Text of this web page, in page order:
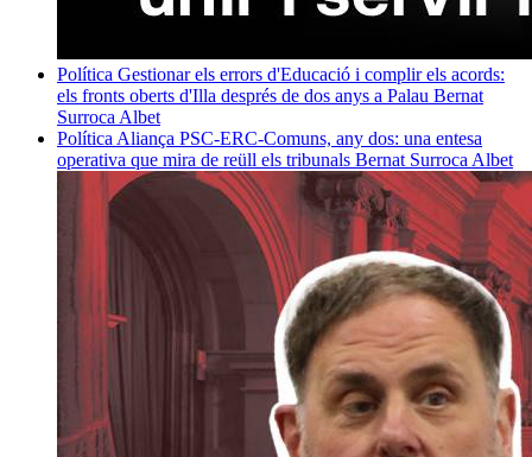
Política Gestionar els errors d'Educació i complir els acords:
els fronts oberts d'Illa després de dos anys a Palau Bernat
Surroca Albet
Política Aliança PSC-ERC-Comuns, any dos: una entesa
operativa que mira de reüll els tribunals Bernat Surroca Albet